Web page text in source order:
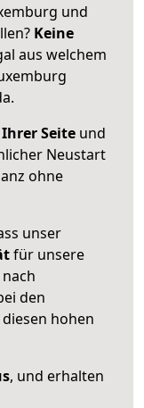
und
Keine
aus welchem
Seite und
Neustart
ohne
unser
für unsere
den
hohen
, und erhalten